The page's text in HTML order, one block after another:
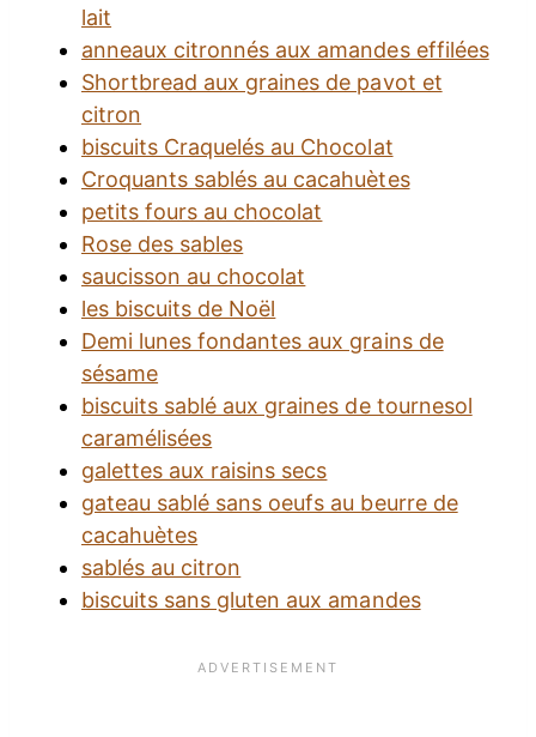
lait
anneaux citronnés aux amandes effilées
Shortbread aux graines de pavot et
citron
biscuits Craquelés au Chocolat
Croquants sablés au cacahuètes
petits fours au chocolat
Rose des sables
saucisson au chocolat
les biscuits de Noël
Demi lunes fondantes aux grains de
sésame
biscuits sablé aux graines de tournesol
caramélisées
galettes aux raisins secs
gateau sablé sans oeufs au beurre de
cacahuètes
sablés au citron
biscuits sans gluten aux amandes